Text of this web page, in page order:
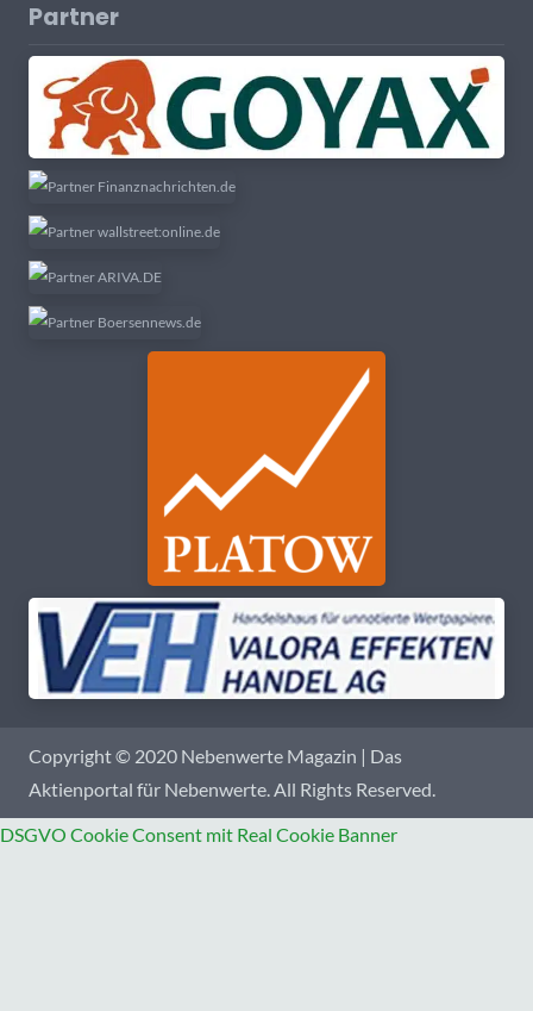
Partner
Copyright © 2020 Nebenwerte Magazin | Das
Aktienportal für Nebenwerte. All Rights Reserved.
DSGVO Cookie Consent mit Real Cookie Banner